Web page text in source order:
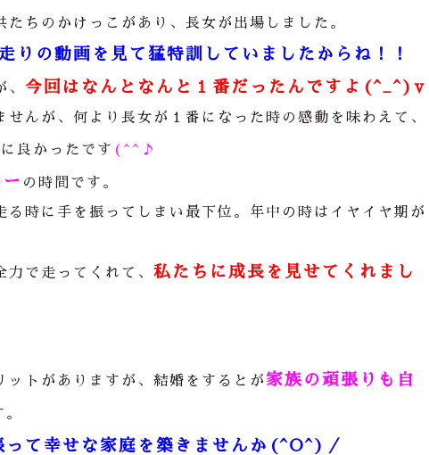
ちのかけっこがあり、長女が出場しました。
りの動画を見て猛特訓していましたからね！！
今回はなんとなんと１番だったんですよ(^_^)v
んが、何より長女が１番になった時の感動を味わえて、
良かったです (^^♪
の時間です。
時に手を振ってしまい最下位。年中の時はイヤイヤ期が
で走ってくれて、 私たちに成長を見せてくれまし
トがありますが、結婚をするとが 家族の頑張りも自
て幸せな家庭を築きませんか(^O^)／